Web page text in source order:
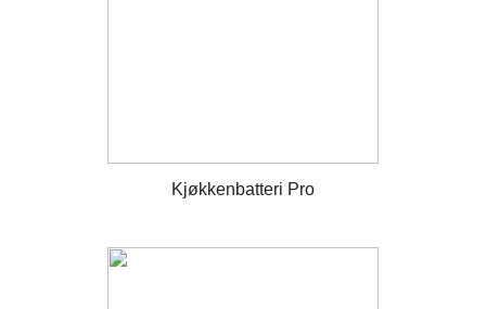
Kjøkkenbatteri Pro